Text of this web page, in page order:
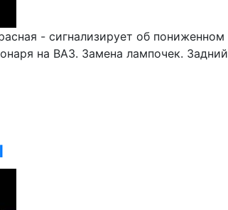
- сигнализирует об
на ВАЗ. Замена лампочек.